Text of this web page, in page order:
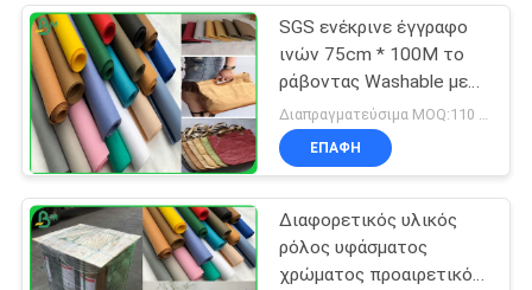
SGS ενέκρινε έγγραφο
ινών 75cm * 100M το
ράβοντας Washable με
0.3mm 0.55mm 0.8mm
Διαπραγματεύσιμα MOQ:110 ναυπηγεία
ΕΠΑΦΉ
Διαφορετικός υλικός
ρόλος υφάσματος
χρώματος προαιρετικός